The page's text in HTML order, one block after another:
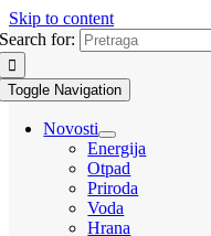
Skip to content
Search for:
Toggle Navigation
Novosti
Energija
Otpad
Priroda
Voda
Hrana